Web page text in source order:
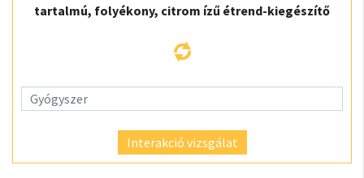
tartalmú, folyékony, citrom ízű étrend-kiegészítő
Interakció vizsgálat